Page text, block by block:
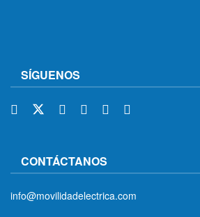
SÍGUENOS
CONTÁCTANOS
info@movilidadelectrica.com